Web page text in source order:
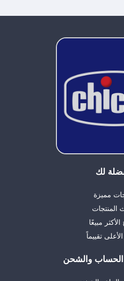
لك
مميزة
المنتجات
الأكثر مبيعًا
تقييماً
والشحن